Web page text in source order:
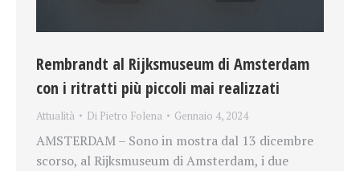
Rembrandt al Rijksmuseum di Amsterdam
con i ritratti più piccoli mai realizzati
Attualità Di Pietro Folena Gennaio 4, 2024
AMSTERDAM – Sono in mostra dal 13 dicembre
scorso, al Rijksmuseum di Amsterdam, i due